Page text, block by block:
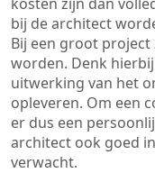
bij de architect
Bij een groot
worden. Denk
uitwerking van het
opleveren. Om een
er dus een
architect ook goed
verwacht.